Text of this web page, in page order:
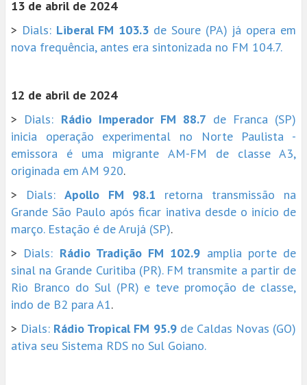
13 de abril de 2024
> Dials: Liberal FM 103.3 de Soure (PA) já opera em
nova frequência, antes era sintonizada no FM 104.7.
12 de abril de 2024
> Dials: Rádio Imperador FM 88.7 de Franca (SP)
inicia operação experimental no Norte Paulista -
emissora é uma migrante AM-FM de classe A3,
originada em AM 920.
> Dials: Apollo FM 98.1 retorna transmissão na
Grande São Paulo após ficar inativa desde o início de
março. Estação é de Arujá (SP).
> Dials: Rádio Tradição FM 102.9 amplia porte de
sinal na Grande Curitiba (PR). FM transmite a partir de
Rio Branco do Sul (PR) e teve promoção de classe,
indo de B2 para A1.
> Dials: Rádio Tropical FM 95.9de Caldas Novas (GO)
ativa seu Sistema RDS no Sul Goiano.